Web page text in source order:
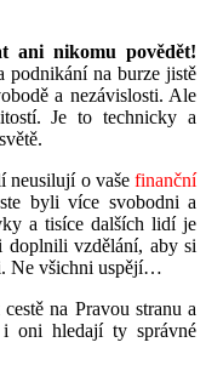
ani nikomu povědět!
na burze jistě
a nezávislosti. Ale
Je to technicky a
neusilují o vašefinanční
byli více svobodni a
a tisíce dalších lidí je
vzdělání, aby si
Ne všichni uspějí…
na Pravou stranu a
oni hledají ty správné